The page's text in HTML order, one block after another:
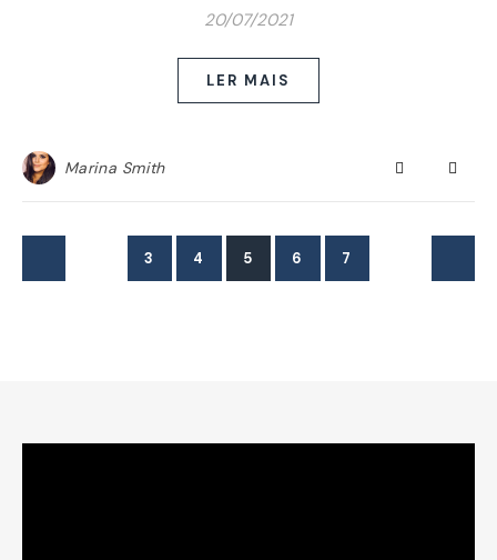
20/07/2021
LER MAIS
Marina Smith
3 4 5 6 7